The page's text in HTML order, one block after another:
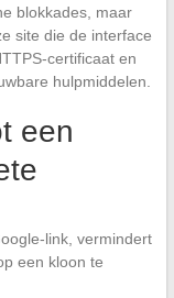
blokkades, maar
site die de interface
certificaat en
hulpmiddelen.
een
link, vermindert
een kloon te